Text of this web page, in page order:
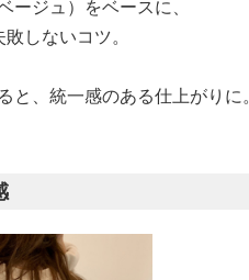
ジュ）をベースに、
しないコツ。
、統一感のある仕上がりに。